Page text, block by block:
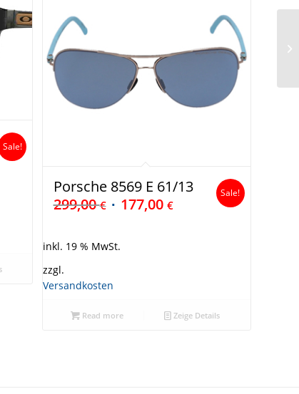
Sale!
Porsche 8569 E 61/13
299,00€ 177,00 €
Sale!
inkl. 19 % MwSt.
zzgl.
Versandkosten
Read more Zeige Details